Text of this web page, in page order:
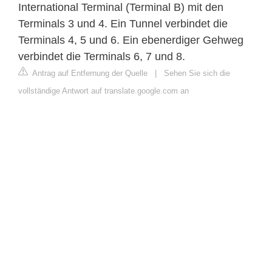
International Terminal (Terminal B) mit den
Terminals 3 und 4. Ein Tunnel verbindet die
Terminals 4, 5 und 6. Ein ebenerdiger Gehweg
verbindet die Terminals 6, 7 und 8.
Antrag auf Entfernung der Quelle | Sehen Sie sich die
vollständige Antwort auf translate.google.com an